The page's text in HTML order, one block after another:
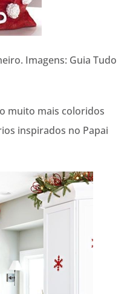
Imagens: Guia Tudo
muito mais coloridos
inspirados no Papai